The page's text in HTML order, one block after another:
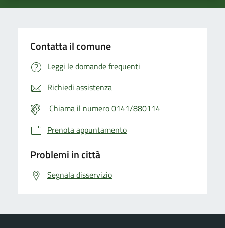
Contatta il comune
Leggi le domande frequenti
Richiedi assistenza
Chiama il numero 0141/880114
Prenota appuntamento
Problemi in città
Segnala disservizio